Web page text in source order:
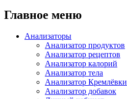
Главное меню
Анализаторы
Анализатор продуктов
Анализатор рецептов
Анализатор калорий
Анализатор тела
Анализатор Кремлёвки
Анализатор добавок